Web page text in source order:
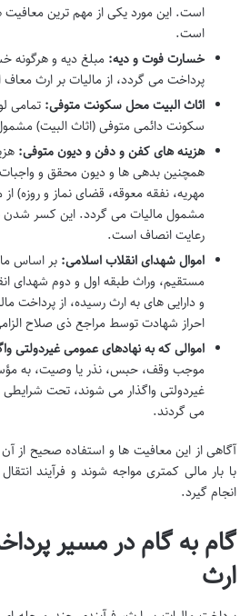
است. این مورد یکی از مهم ترین معافیت
است.
خسارت فوت و دیه: مبلغ دیه و هرگونه
پرداخت می گردد، از مالیات بر ارث
اثاث البیت محل سکونت متوفی: تمامی
سکونت دائمی متوفی (اثاث البیت)
هزینه های کفن و دفن و دیون متوفی:
همچنین بدهی ها و دیون محقق و واجبات
مهریه، نفقه معوقه، قضای نماز و روزه)
مشمول مالیات می گردد. این کسر شدن
رعایت انصاف است.
اموال شهدای انقلاب اسلامی:
مستقیم، وراث طبقه اول و دوم شهدای
و دارایی های به ارث رسیده، از پرداخت
احراز شهادت توسط مراجع ذی صلاح
اموالی که به نهادهای عمومی غیردولتی
موجب وقف، حبس، نذر یا وصیت، به
غیردولتی واگذار می شوند، تحت
می گردند.
آگاهی از این معافیت ها و استفاده صحیح از
با بار مالی کمتری مواجه شوند و فرآیند
انجام گیرد.
گام به گام در مسیر
ارث